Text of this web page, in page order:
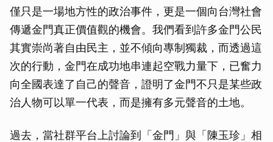
僅只是一場地方性的政治事件，更是一個向台灣社會
傳遞金門真正價值觀的機會。我們看到許多金門公民
其實崇尚著自由民主，並不傾向專制獨裁，而透過這
次的行動，金門在成功地串連起空戰力量下，已奮力
向全國表達了自己的聲音，證明了金門不只是某些政
治人物可以單一代表，而是擁有多元聲音的土地。
過去，當社群平台上討論到「金門」與「陳玉珍」相